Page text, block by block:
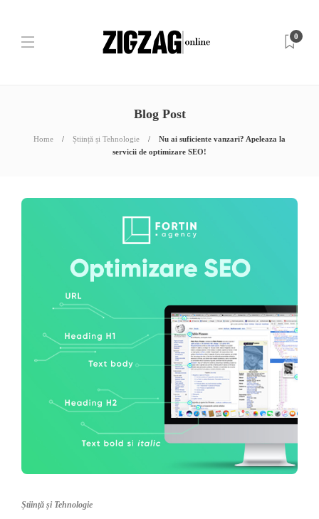
0
Blog Post
Home Știință și Tehnologie
Nu ai suficiente vanzari? Apeleaza la
servicii de optimizare SEO!
Știință și Tehnologie